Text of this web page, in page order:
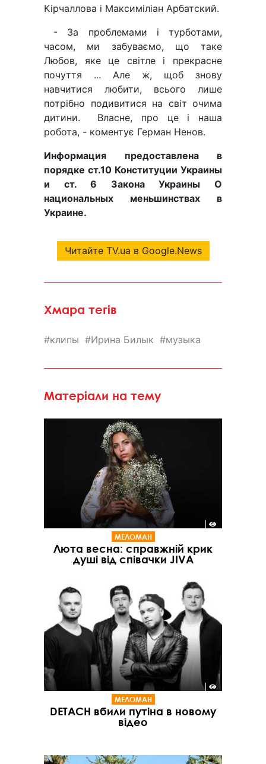
Кірчаллова і Максиміліан Арбатский.
- За проблемами і турботами,
часом, ми забуваємо, що таке
Любов, яке це світле і прекрасне
почуття ... Але ж, щоб знову
навчитися любити, всього лише
потрібно подивитися на світ очима
дитини. Власне, про це і наша
робота, - коментує Герман Ненов.
Информация предоставлена в
порядке ст.10 Конституции Украины
и ст. 6 Закона Украины О
национальных меньшинствах в
Украине.
Читайте TV.ua в Google.News
Хмара тегів
клипы Ирина Билык музыка
Матеріали на тему
МЕЛОМАН
Люта весна: справжній крик
душі від співачки JIVA
МЕЛОМАН
DETACH вбили путіна в новому
відео